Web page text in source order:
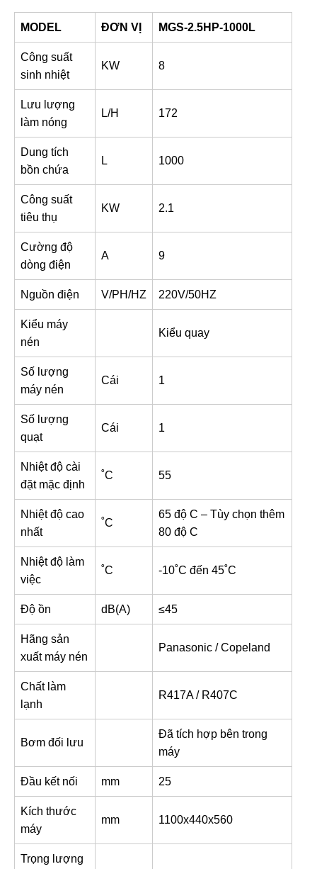
MODEL ĐƠN VỊ MGS-2.5HP-1000L
Công suất
sinh nhiệt
KW 8
Lưu lượng
làm nóng
L/H 172
Dung tích
bồn chứa
L 1000
Công suất
tiêu thụ
KW 2.1
Cường độ
dòng điện
A 9
Nguồn điện V/PH/HZ 220V/50HZ
Kiểu máy
nén
Kiểu quay
Số lượng
máy nén
Cái 1
Số lượng
quạt
Cái 1
Nhiệt độ cài
đặt mặc định
˚C 55
Nhiệt độ cao
nhất
˚C
65 độ C – Tùy chọn thêm
80 độ C
Nhiệt độ làm
việc
˚C -10˚C đến 45˚C
Độ ồn dB(A) ≤45
Hãng sản
xuất máy nén
Panasonic / Copeland
Chất làm
lạnh
R417A / R407C
Bơm đối lưu
Đã tích hợp bên trong
máy
Đầu kết nối mm 25
Kích thước
máy
mm 1100x440x560
Trọng lượng